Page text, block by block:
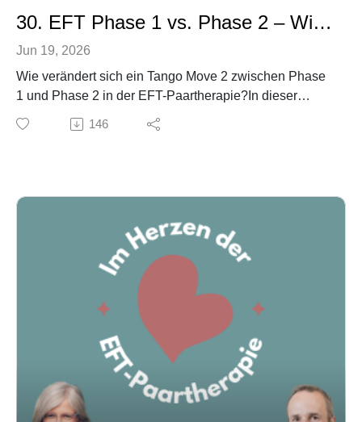
30. EFT Phase 1 vs. Phase 2 – Wie sich Tango Move 2 verändert
Jun 19, 2026
Wie verändert sich ein Tango Move 2 zwischen Phase
1 und Phase 2 in der EFT-Paartherapie?In dieser
Episode machen Tine Weiß und Ben Schuster ein
experientielles Rollenspiel mit einem fiktiven Paar
sichtbar, wie Therapeut:innen in Phase 1 zunächst den
negativen Zyklus verlangsamen, Bindungsbedeutung
herausarbeiten und beide Partner reguliert im Prozess
halten. Später – in Phase 2 – zeigt sich dieselbe
Verletzung mit mehr Reflexionsfähigkeit, mehr
emotionalem Raum und größerer Sicherheit im
Die Folge beleuchtet sehr praxisnah:
den Unterschied zwischen Phase-1- und Phase-2-
Arbeit
146